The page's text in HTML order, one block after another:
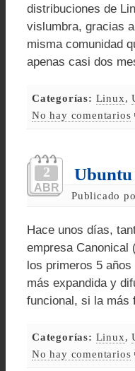
distribuciones de
vislumbra, gracias
misma comunidad
apenas casi dos
Categorías: Linux,
No hay comentarios
2
ABR
Ubuntu
Publicado
Hace unos días,
empresa Canonical
los primeros 5
más expandida y
funcional, si la
Categorías: Linux,
No hay comentarios